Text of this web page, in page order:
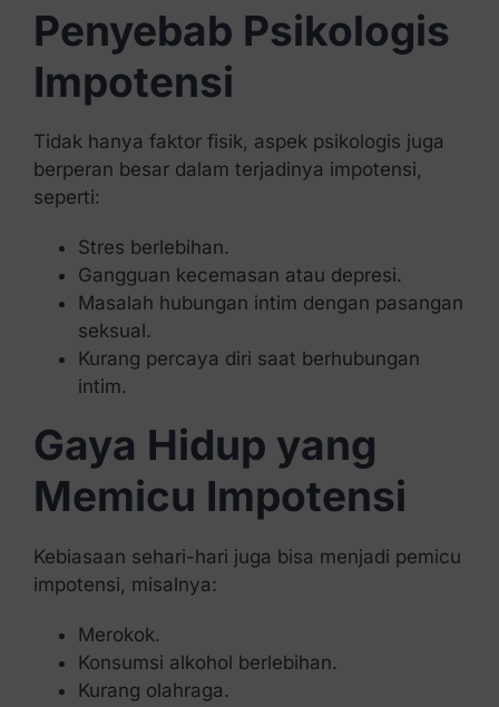
Penyebab Psikologis
Impotensi
Tidak hanya faktor fisik, aspek psikologis juga
berperan besar dalam terjadinya impotensi,
seperti:
Stres berlebihan.
Gangguan kecemasan atau depresi.
Masalah hubungan intim dengan pasangan
seksual.
Kurang percaya diri saat berhubungan
intim.
Gaya Hidup yang
Memicu Impotensi
Kebiasaan sehari-hari juga bisa menjadi pemicu
impotensi, misalnya:
Merokok.
Konsumsi alkohol berlebihan.
Kurang olahraga.